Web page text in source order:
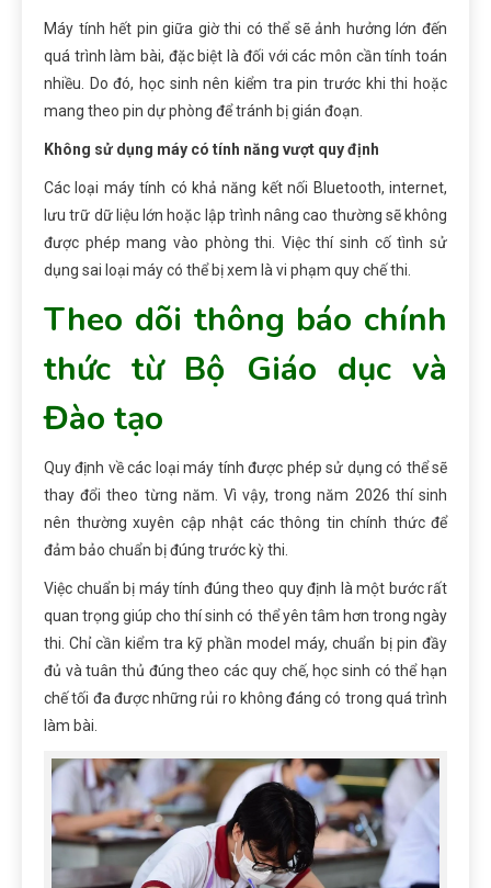
Máy tính hết pin giữa giờ thi có thể sẽ ảnh hưởng lớn đến
quá trình làm bài, đặc biệt là đối với các môn cần tính toán
nhiều. Do đó, học sinh nên kiểm tra pin trước khi thi hoặc
mang theo pin dự phòng để tránh bịgián đoạn.
Không sử dụng máy có tính năng vượt quy định
Các loại máy tính có khả năng kết nối Bluetooth, internet,
lưu trữ dữ liệu lớn hoặc lập trình nâng cao thường sẽ không
được phép mang vào phòng thi. Việc thísinh cố tình sử
dụng sai loại máy có thể bị xem là vi phạm quy chế thi.
Theo dõi thông báo chính
thức từ Bộ Giáo dục và
Đào tạo
Quy định về các loại máy tính được phép sử dụng có thểsẽ
thay đổi theo từng năm. Vì vậy, trongnăm 2026 thí sinh
nên thường xuyên cập nhật các thông tin chính thức để
đảm bảo chuẩn bị đúng trước kỳ thi.
Việc chuẩn bị máy tính đúng theo quy định là một bước rất
quan trọng giúp cho thí sinh có thểyên tâm hơn trong ngày
thi. Chỉ cần kiểm tra kỹ phần model máy, chuẩn bị pin đầy
đủ và tuân thủ đúng theo các quy chế, học sinh có thể hạn
chế tối đa đượcnhững rủi ro không đáng có trong quá trình
làm bài.